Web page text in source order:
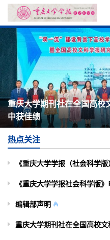
重庆大学期刊社在全国高校
中获佳绩
热点关注
《重庆大学学报社会科学版
编辑部声明